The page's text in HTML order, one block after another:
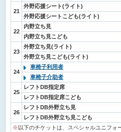
21
外野応援シート(ライト)
外野応援シートこども(ライト)
22
内野立ち見
内野立ち見こども
23
外野立ち見(ライト)
外野立ち見こども(ライト)
24
車椅子利用者
車椅子介助者
25
レフトDB指定席
レフトDB指定席こども
26
レフトDB外野立ち見
レフトDB外野立ち見こども
※ 以下のチケットは、スペシャルユニフォ